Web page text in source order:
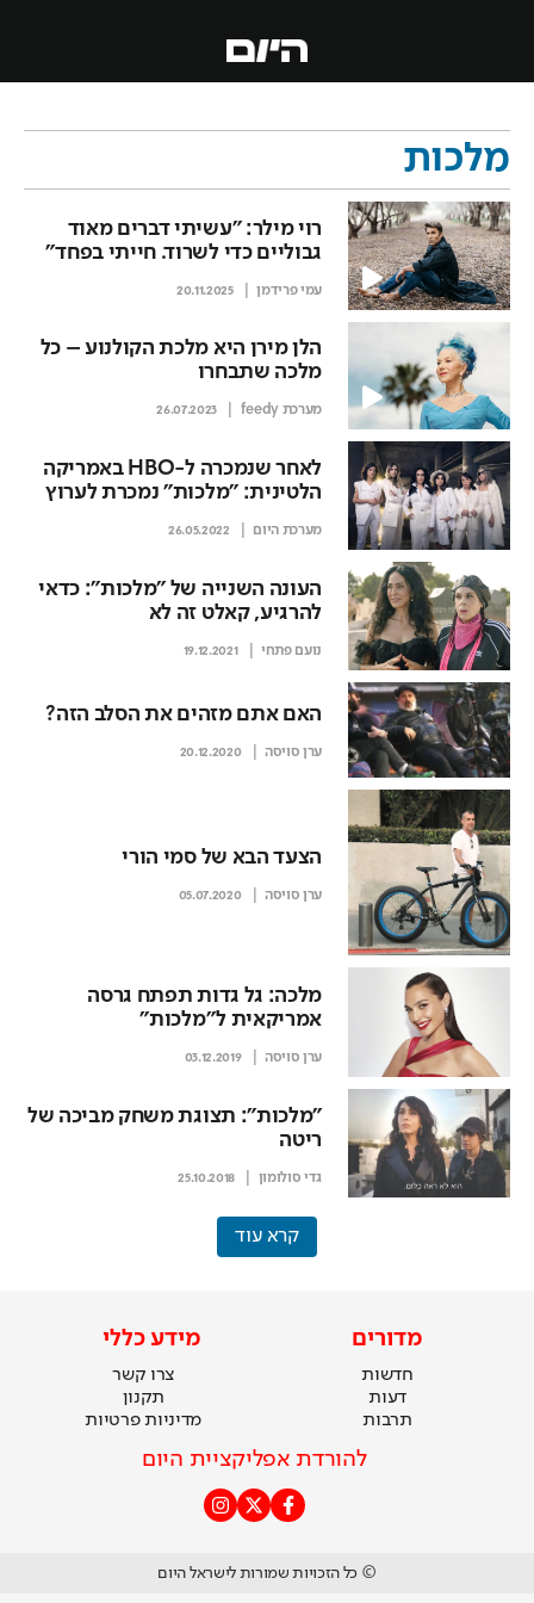
מלכות
רוי מילר: "עשיתי דברים מאוד
גבוליים כדי לשרוד. חייתי בפחד"
עמי פרידמן 20.11.2025
הלן מירן היא מלכת הקולנוע – כל
מלכה שתבחרו
מערכת feedy 26.07.2023
לאחר שנמכרה ל-HBO באמריקה
הלטינית: "מלכות" נמכרת לערוץ
מערכת היום 26.05.2022
העונה השנייה של "מלכות": כדאי
להרגיע, קאלט זה לא
נועם פתחי 19.12.2021
האם אתם מזהים את הסלב הזה?
ערן סויסה 20.12.2020
הצעד הבא של סמי הורי
ערן סויסה 05.07.2020
מלכה: גל גדות תפתח גרסה
אמריקאית ל"מלכות"
ערן סויסה 03.12.2019
"מלכות": תצוגת משחק מביכה של
ריטה
גדי סולומון 25.10.2018
קרא עוד
מדורים
חדשות
דעות
תרבות
מידע כללי
צרו קשר
תקנון
מדיניות פרטיות
להורדת אפליקציית היום
© כל הזכויות שמורות לישראל היום